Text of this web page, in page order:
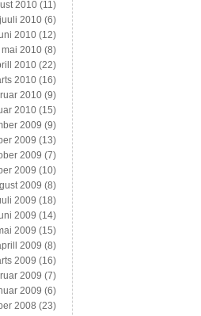
2010 (11)
juuli 2010 (6)
2010 (12)
mai 2010 (8)
2010 (22)
2010 (16)
2010 (9)
2010 (15)
2009 (9)
2009 (13)
2009 (7)
2009 (10)
2009 (8)
2009 (18)
2009 (14)
2009 (15)
2009 (8)
2009 (16)
2009 (7)
2009 (6)
2008 (23)